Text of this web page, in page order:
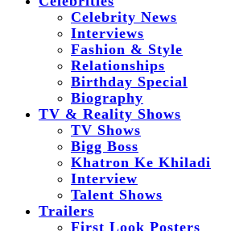
Celebrity News
Interviews
Fashion & Style
Relationships
Birthday Special
Biography
TV & Reality Shows
TV Shows
Bigg Boss
Khatron Ke Khiladi
Interview
Talent Shows
Trailers
First Look Posters